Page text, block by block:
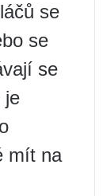
se
se
se
je
mít na